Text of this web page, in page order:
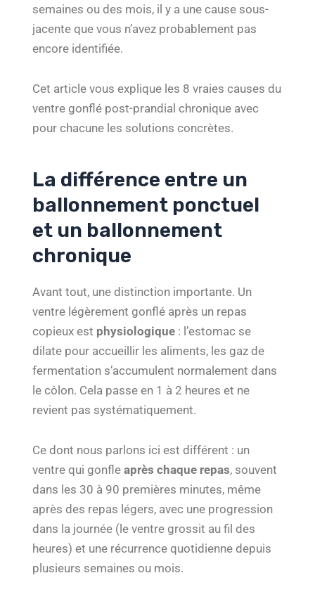
semaines ou des mois, il y a une cause sous-
jacente que vous n’avez probablement pas
encore identifiée.
Cet article vous explique les 8 vraies causes du
ventre gonflé post-prandial chronique avec
pour chacune les solutions concrètes.
La différence entre un
ballonnement ponctuel
et un ballonnement
chronique
Avant tout, une distinction importante. Un
ventre légèrement gonflé après un repas
copieux est physiologique : l’estomac se
dilate pour accueillir les aliments, les gaz de
fermentation s’accumulent normalement dans
le côlon. Cela passe en 1 à 2 heures et ne
revient pas systématiquement.
Ce dont nous parlons ici est différent : un
ventre qui gonfleaprès chaque repas, souvent
dans les 30 à 90 premières minutes, même
après des repas légers, avec une progression
dans la journée (le ventre grossit au fil des
heures) et une récurrence quotidienne depuis
plusieurs semaines ou mois.